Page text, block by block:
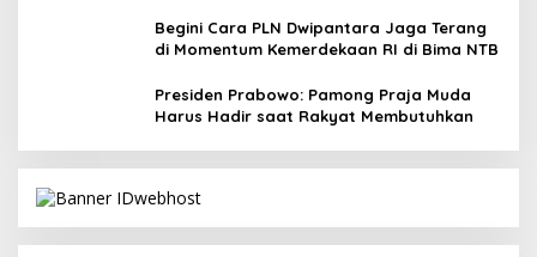
Begini Cara PLN Dwipantara Jaga Terang
di Momentum Kemerdekaan RI di Bima NTB
Presiden Prabowo: Pamong Praja Muda
Harus Hadir saat Rakyat Membutuhkan